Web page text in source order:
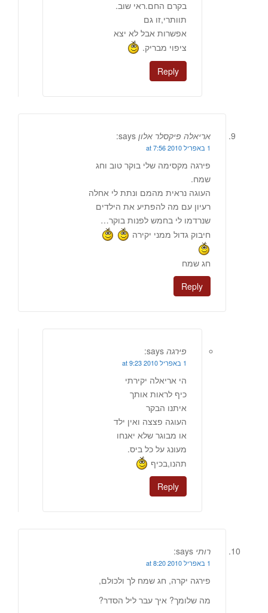
בקרם החם.ראי שוב.
תוותרי,זו גם
אפשרות אבל לא יצא
ציפוי מבריק.
Reply
אריאלה פיקסלר אלון says:
1 באפריל 2010 at 7:56
פירגה מקסימה שלי בוקר טוב וחג
שמח.
העוגה נראית מהמם ונתת לי אחלה
רעיון עם מה להפתיע את הילדים
שנרדמו לי בחמש לפנות בוקר…
חיבוק גדול ממני יקירה
חג שמח
Reply
פירגה says:
1 באפריל 2010 at 9:23
הי אריאלה יקירתי
כיף לראות אותך
איתנו הבקר
העוגה פצצה ואין ילד
או מבוגר שלא יאנחו
מעונג על כל ביס.
תהנו,בכיף
Reply
רותי says:
1 באפריל 2010 at 8:20
פירגה יקרה, חג שמח לך ולכולם,
מה שלומך? איך עבר ליל הסדר?